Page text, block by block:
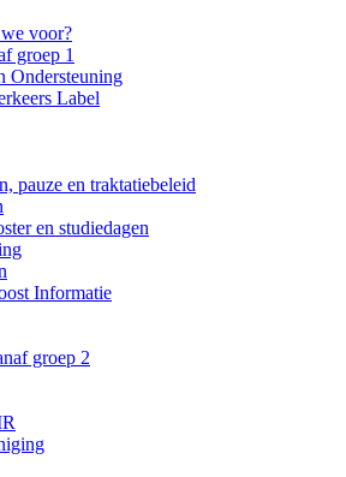
voor?
groep 1
Ondersteuning
Label
pauze en traktatiebeleid
en studiedagen
Informatie
groep 2